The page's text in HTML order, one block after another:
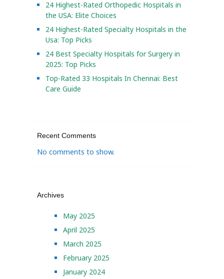
24 Highest-Rated Orthopedic Hospitals in
the USA: Elite Choices
24 Highest-Rated Specialty Hospitals in the
Usa: Top Picks
24 Best Specialty Hospitals for Surgery in
2025: Top Picks
Top-Rated 33 Hospitals In Chennai: Best
Care Guide
Recent Comments
No comments to show.
Archives
May 2025
April 2025
March 2025
February 2025
January 2024